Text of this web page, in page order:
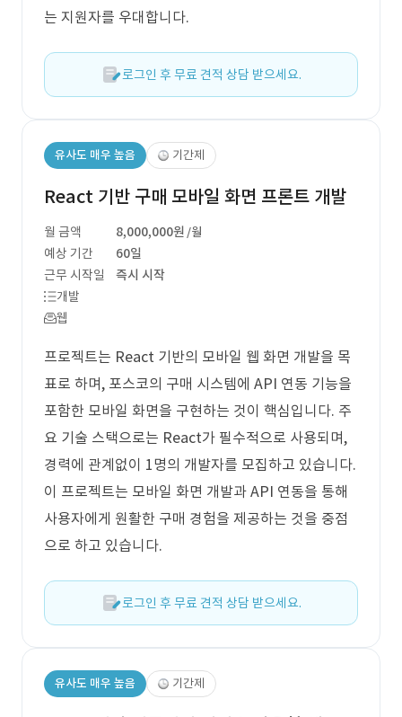
는 지원자를 우대합니다.
로그인 후 무료 견적 상담 받으세요.
유사도 매우 높음 기간제
React 기반 구매 모바일 화면 프론트 개발
월 금액 8,000,000원 /월
예상 기간
60일
근무 시작일
즉시 시작
개발
웹
프로젝트는 React 기반의 모바일 웹 화면 개발을 목
표로 하며, 포스코의 구매 시스템에 API 연동 기능을
포함한 모바일 화면을 구현하는 것이 핵심입니다. 주
요 기술 스택으로는 React가 필수적으로 사용되며,
경력에 관계없이 1명의 개발자를 모집하고 있습니다.
이 프로젝트는 모바일 화면 개발과 API 연동을 통해
사용자에게 원활한 구매 경험을 제공하는 것을 중점
으로 하고 있습니다.
로그인 후 무료 견적 상담 받으세요.
유사도 매우 높음 기간제